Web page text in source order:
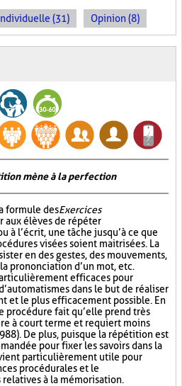
(31) Opinion (8)
mène à la perfection
formule desExercices
aux élèves de répéter
à l’écrit, une tâche jusqu’à ce que
visées soient maitrisées. La
en des gestes, des mouvements,
prononciation d’un mot, etc.
efficaces pour
dans le but de réaliser
et le plus efficacement possible. En
procédure fait qu’elle prend très
à court terme et requiert moins
De plus, puisque la répétition est
pour fixer les savoirs dans la
particulièrement utile pour
procédurales et le
à la mémorisation.